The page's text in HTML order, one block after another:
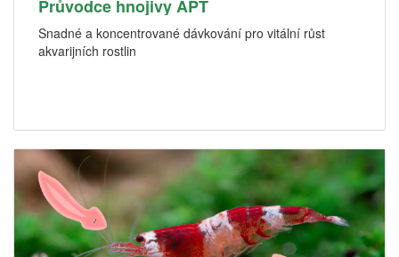
Průvodce hnojivy APT
Snadné a koncentrované dávkování pro vitální růst
akvarijních rostlin